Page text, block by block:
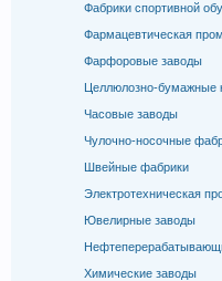
Фабрики спортивной
Фармацевтическая
Фарфоровые заводы
Целлюлозно-бумажные
Часовые заводы
Чулочно-носочные
Швейные фабрики
Электротехническая
Ювелирные заводы
Химические заводы